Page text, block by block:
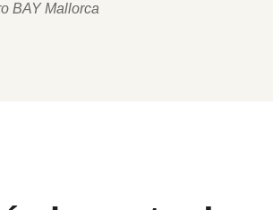
BAY Mallorca